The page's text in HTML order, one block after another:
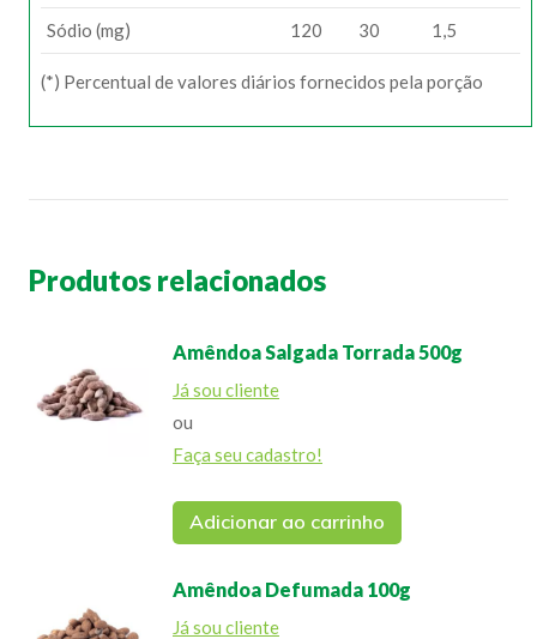
Sódio (mg) 120 30 1,5
(*) Percentual de valores diários fornecidos pela porção
Produtos relacionados
Amêndoa Salgada Torrada 500g
Já sou cliente
ou
Faça seu cadastro!
Adicionar ao carrinho
Amêndoa Defumada 100g
Já sou cliente